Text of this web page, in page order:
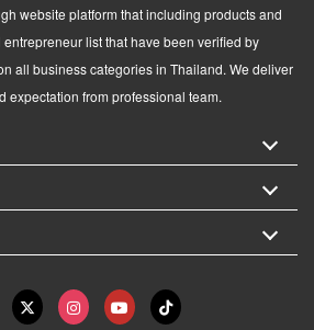
website platform that including products and
list that have been verified by
all business categories in Thailand. We deliver
expectation from professional team.